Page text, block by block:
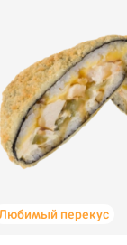
перекус